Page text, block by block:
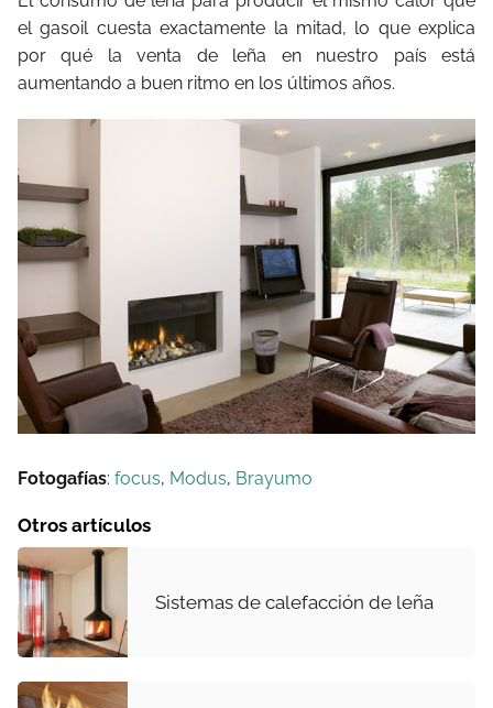
el gasoil cuesta exactamente la mitad, lo que explica
por qué la venta de leña en nuestro país está
aumentando a buen ritmo en los últimos años.
Fotogafías: focus, Modus, Brayumo
Otros artículos
Sistemas de calefacción de leña